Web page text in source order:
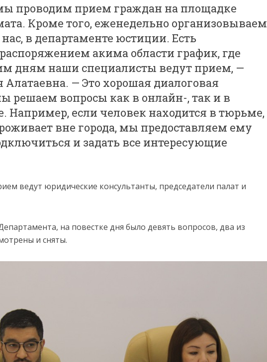
проводим прием граждан на площадке
Кроме того, еженедельно организовываем
в департаменте юстиции. Есть
акима области график, где
дням наши специалисты ведут прием, —
Алатаевна. — Это хорошая диалоговая
решаем вопросы как в онлайн-, так и в
Например, если человек находится в тюрьме,
вне города, мы предоставляем ему
и задать все интересующие
ведут юридические консультанты, председатели палат и
на повестке дня было девять вопросов, два из
и сняты.